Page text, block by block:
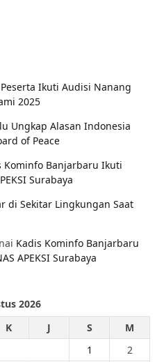
Ikuti Audisi Nanang
2025
Ungkap Alasan Indonesia
of Peace
Kominfo Banjarbaru Ikuti
Surabaya
di Sekitar Lingkungan Saat
Kadis Kominfo Banjarbaru
APEKSI Surabaya
2026
K J S
M
1
2